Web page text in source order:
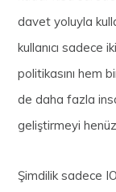
davet yoluyla
kullanıcı sadece
politikasını hem
de daha fazla
geliştirmeyi
Şimdilik sadece